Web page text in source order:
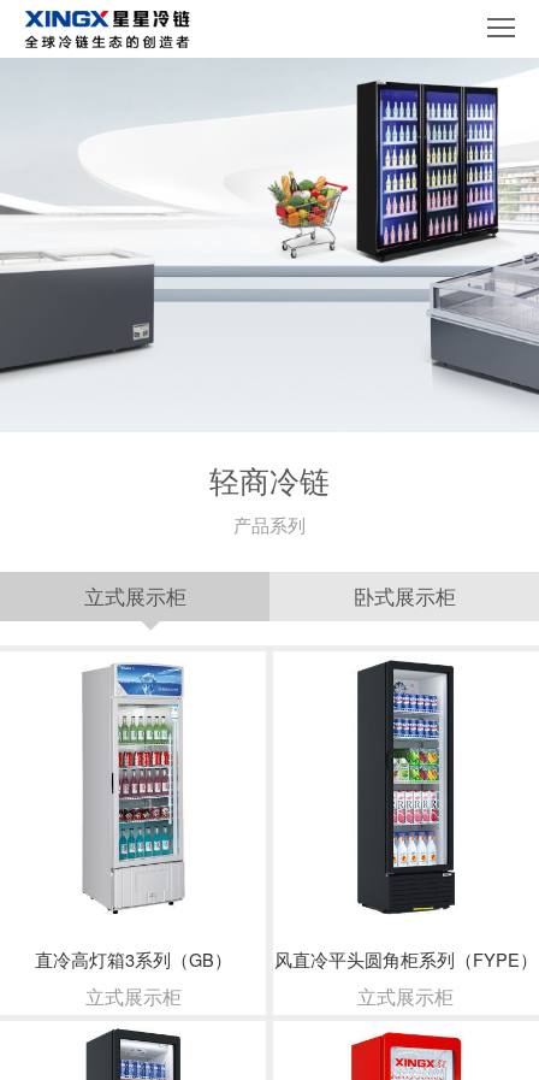
轻商冷链
产品系列
立式展示柜 卧式展示柜
直冷高灯箱3系列（GB）
立式展示柜
风直冷平头圆角柜系列（FYPE）
立式展示柜